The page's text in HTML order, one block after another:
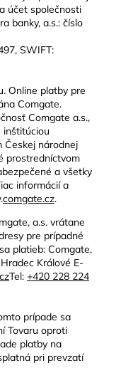
účet společnosti
banky, a.s.: číslo
SWIFT:
Online platby pre
Comgate.
Comgate a.s.,
inštitúciou
Českej národnej
prostredníctvom
a všetky
informácií a
comgate.cz.
a.s. vrátane
pre prípadné
platieb: Comgate,
Králové E-
Tel: +420 228 224
prípade sa
Tovaru oproti
platby na
pri prevzatí